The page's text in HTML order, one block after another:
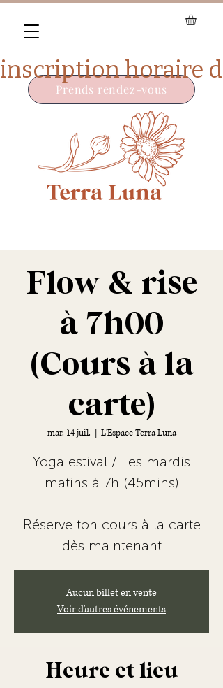
Prends rendez-vous
Flow & rise
à 7h00
(Cours à la
carte)
mar. 14 juil. L'Espace Terra Luna
Yoga estival / Les mardis
matins à 7h (45mins)
Réserve ton cours à la carte
dès maintenant
Aucun billet en vente
Voir d'autres événements
Heure et lieu